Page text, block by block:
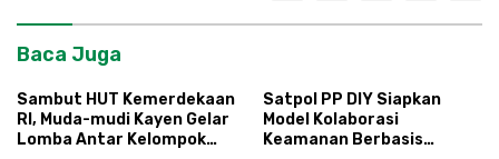
Baca Juga
Sambut HUT Kemerdekaan
RI, Muda-mudi Kayen Gelar
Lomba Antar Kelompok
Satpol PP DIY Siapkan
Model Kolaborasi
Keamanan Berbasis